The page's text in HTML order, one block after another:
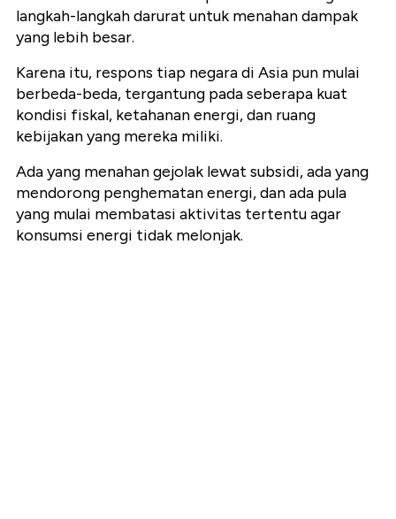
langkah-langkah darurat untuk menahan dampak
yang lebih besar.
Karena itu, respons tiap negara di Asia pun mulai
berbeda-beda, tergantung pada seberapa kuat
kondisi fiskal, ketahanan energi, dan ruang
kebijakan yang mereka miliki.
Ada yang menahan gejolak lewat subsidi, ada yang
mendorong penghematan energi, dan ada pula
yang mulai membatasi aktivitas tertentu agar
konsumsi energi tidak melonjak.